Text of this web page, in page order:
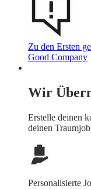
Zu den Ersten
Good Company
Wir
Erstelle deinen
deinen
Personalisierte